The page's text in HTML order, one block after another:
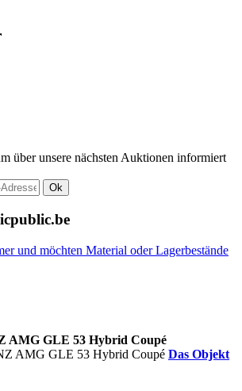
über unsere nächsten Auktionen informiert
Ok
AMG GLE 53 Hybrid Coupé
Das Objekt